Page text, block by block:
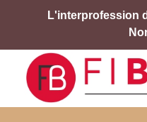
L'interprofession